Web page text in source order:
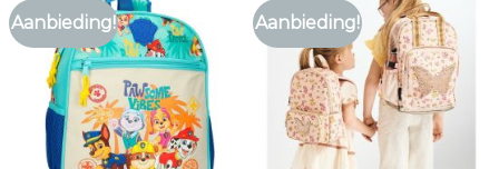
Aanbieding! Aanbieding!